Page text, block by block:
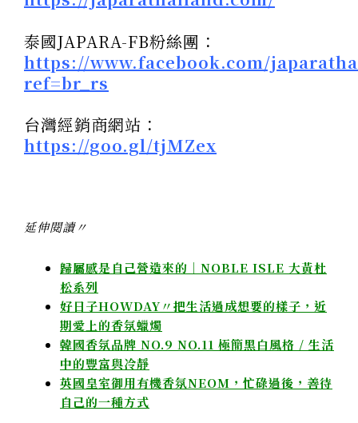
泰國JAPARA-FB粉絲團：
https://www.facebook.com/
ref=br_rs
台灣經銷商網站：
https://goo.gl/tjMZex
延伸閱讀〃
歸屬感是自己營造來的｜NOBLE ISLE 大黃杜
松系列
好日子HOWDAY〃把生活過成想要的樣子，近
期愛上的香氛蠟燭
韓國香氛品牌 NO.9 NO.11 極簡黑白風格 / 生活
中的豐富與冷靜
英國皇室御用有機香氛NEOM，忙碌過後，善待
自己的一種方式